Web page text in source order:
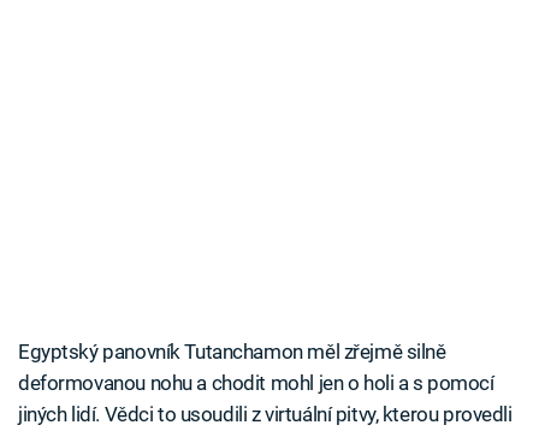
Egyptský panovník Tutanchamon měl zřejmě silně
deformovanou nohu a chodit mohl jen o holi a s pomocí
jiných lidí. Vědci to usoudili z virtuální pitvy, kterou provedli